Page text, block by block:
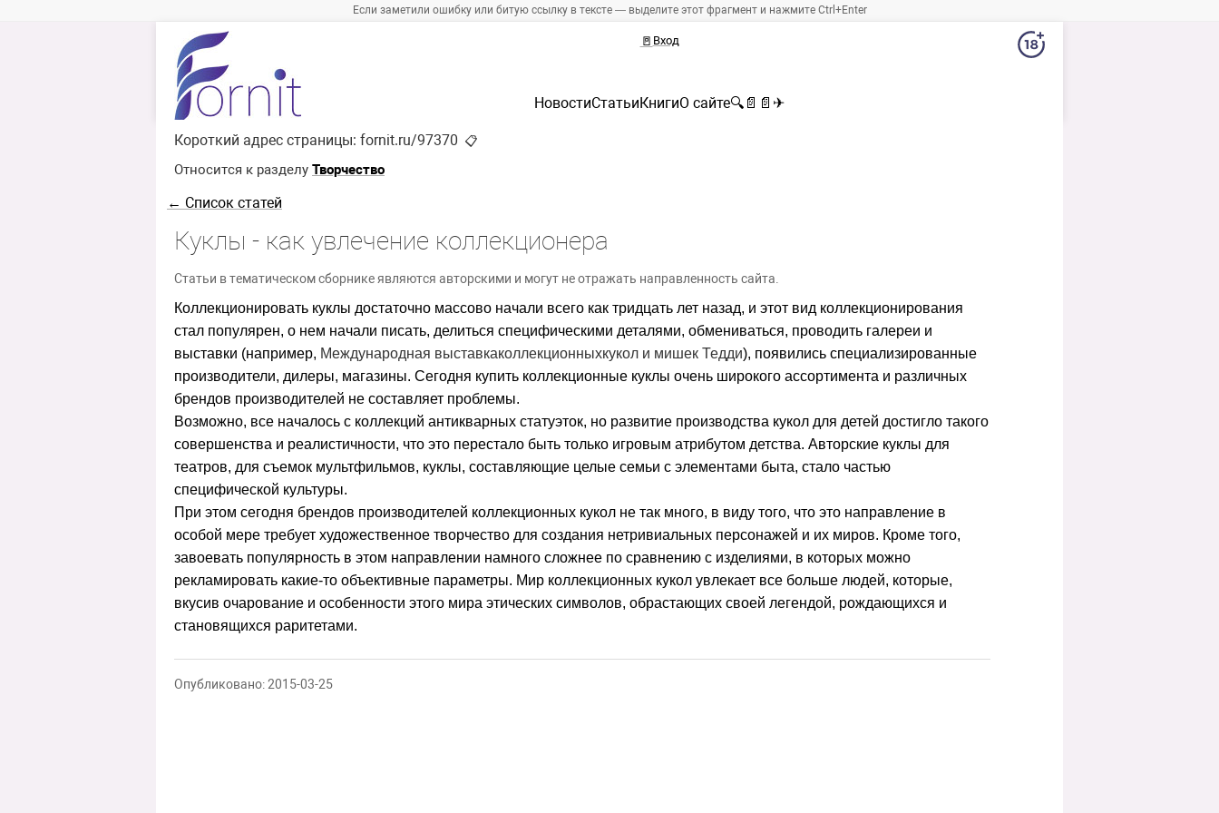
Если заметили ошибку или битую ссылку в тексте — выделите этот фрагмент и нажмите Ctrl+Enter
🚪 Вход
НовостиСтатьиКнигиО сайте🔍 📄 📄 ✈
Короткий адрес страницы: fornit.ru/97370 📋
Относится к разделу Творчество
← Список статей
Куклы - как увлечение коллекционера
Статьи в тематическом сборнике являются авторскими и могут не отражать направленность сайта.
Коллекционировать куклы достаточно массово начали всего как тридцать лет назад, и этот вид коллекционирования
стал популярен, о нем начали писать, делиться специфическими деталями, обмениваться, проводить галереи и
выставки (например, Международная выставкаколлекционныхкукол и мишек Тедди), появились специализированные
производители, дилеры, магазины. Сегодня купить коллекционные куклы очень широкого ассортимента и различных
брендов производителей не составляет проблемы.
Возможно, все началось с коллекций антикварных статуэток, но развитие производства кукол для детей достигло такого
совершенства и реалистичности, что это перестало быть только игровым атрибутом детства. Авторские куклы для
театров, для съемок мультфильмов, куклы, составляющие целые семьи с элементами быта, стало частью
специфической культуры.
При этом сегодня брендов производителей коллекционных кукол не так много, в виду того, что это направление в
особой мере требует художественное творчество для создания нетривиальных персонажей и их миров. Кроме того,
завоевать популярность в этом направлении намного сложнее по сравнению с изделиями, в которых можно
рекламировать какие-то объективные параметры. Мир коллекционных кукол увлекает все больше людей, которые,
вкусив очарование и особенности этого мира этических символов, обрастающих своей легендой, рождающихся и
становящихся раритетами.
Опубликовано: 2015-03-25